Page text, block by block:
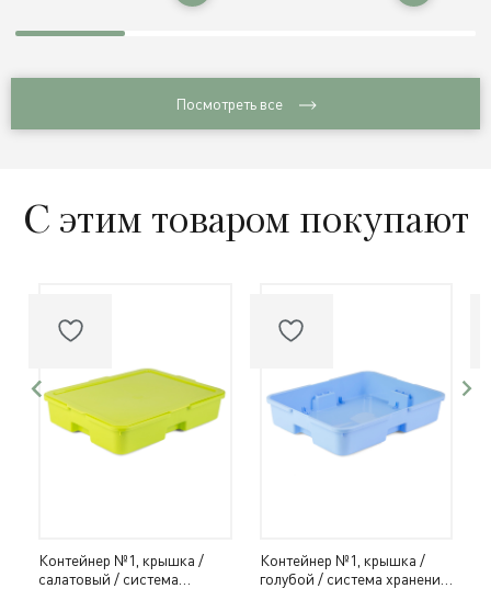
Посмотреть все
С этим товаром покупают
Контейнер №1, крышка /
салатовый / система
Контейнер №1, крышка /
голубой / система хранения